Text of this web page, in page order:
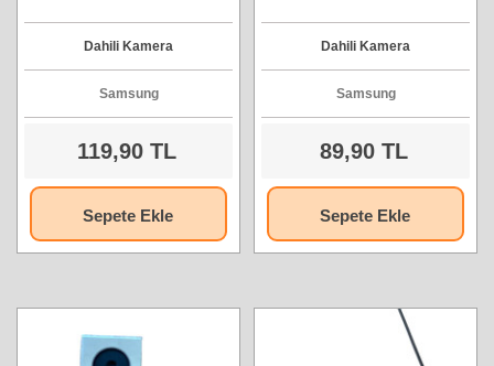
Dahili Kamera
Samsung
119,90 TL
Sepete Ekle
Dahili Kamera
Samsung
89,90 TL
Sepete Ekle